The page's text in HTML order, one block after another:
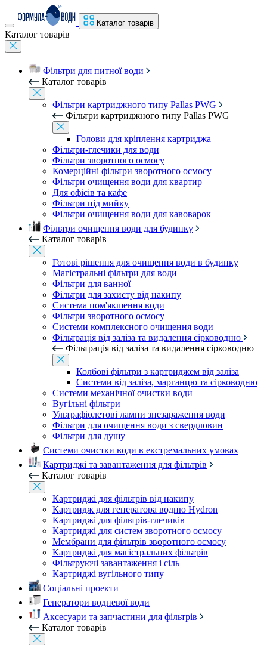
Каталог товарів
Каталог товарів
Фільтри для питної води
Каталог товарів
Фільтри картриджного типу Pallas PWG
Фільтри картриджного типу Pallas PWG
Голови для кріплення картриджа
Фільтри-глечики для води
Фільтри зворотного осмосу
Комерційні фільтри зворотного осмосу
Фільтри очищення води для квартир
Для офісів та кафе
Фільтри під мийку
Фільтри очищення води для кавоварок
Фільтри очищення води для будинку
Каталог товарів
Готові рішення для очищення води в будинку
Магістральні фільтри для води
Фільтри для ванної
Фільтри для захисту від накипу
Система пом'якшення води
Фільтри зворотного осмосу
Системи комплексного очищення води
Фільтрація від заліза та видалення сірководню
Фільтрація від заліза та видалення сірководню
Колбові фільтри з картриджем від заліза
Системи від заліза, марганцю та сірководню
Системи механічної очистки води
Вугільні фільтри
Ультрафіолетові лампи знезараження води
Фільтри для очищення води з свердловин
Фільтри для душу
Системи очистки води в екстремальних умовах
Картриджі та завантаження для фільтрів
Каталог товарів
Картриджі для фільтрів від накипу
Картридж для генератора водню Hydron
Картриджі для фільтрів-глечиків
Картриджі для систем зворотного осмосу
Мембрани для фільтрів зворотного осмосу
Картриджі для магістральних фільтрів
Фільтруючі завантаження і сіль
Картриджі вугільного типу
Соціальні проекти
Генератори водневої води
Аксесуари та запчастини для фільтрів
Каталог товарів